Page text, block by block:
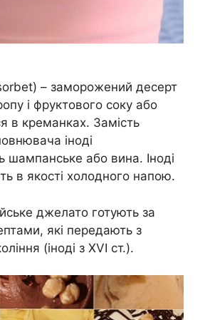
– заморожений десерт
і фруктового соку або
в креманках. Замість
іноді
шампанське або вина. Іноді
в якості холодного напою.
джелато готують за
які передають з
(іноді з XVI ст.).